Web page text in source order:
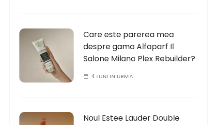
Care este parerea mea
despre gama Alfaparf Il
Salone Milano Plex Rebuilder?
4 LUNI IN URMA
Noul Estee Lauder Double